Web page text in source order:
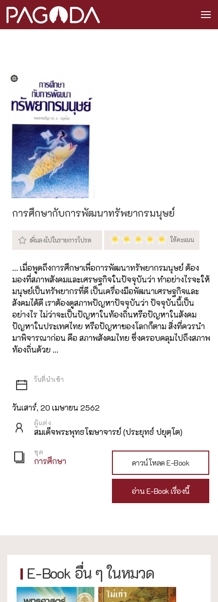
การศึกษากับการพัฒนาทรัพยากรมนุษย์
... เมื่อพูดถึงการศึกษาเพื่อการพัฒนาทรัพยากรมนุษย์ ต้อง
มองที่สภาพสังคมและเศรษฐกิจในปัจจุบันว่า ทำอย่างไรจะให้
มนุษย์เป็นทรัพยากรที่ดี เป็นเครื่องมือพัฒนาเศรษฐกิจและ
สังคมได้ดี เราต้องดูสภาพปัญหาปัจจุบันว่า ปัจจุบันนี้เป็น
อย่างไร ไม่ว่าจะเป็นปัญหาในท้องถิ่นหรือปัญหาในสังคม
ปัญหาในประเทศไทย หรือปัญหาของโลกก็ตาม สิ่งที่ควรนำ
มาพิจารณาก่อน คือ สภาพสังคมไทย ซึ่งครอบคลุมไปถึงสภาพ
ท้องถิ่นด้วย ...
วันเสาร์, 20 เมษายน 2562
ผู้แต่ง
สมเด็จพระพุทธโฆษาจารย์ (ประยุทธ์ ปยุตฺโต)
ชุด
การศึกษา ดาวน์โหลด E-Book
อ่าน E-Book เรื่องนี้
E-Book อื่น ๆ ในหมวด